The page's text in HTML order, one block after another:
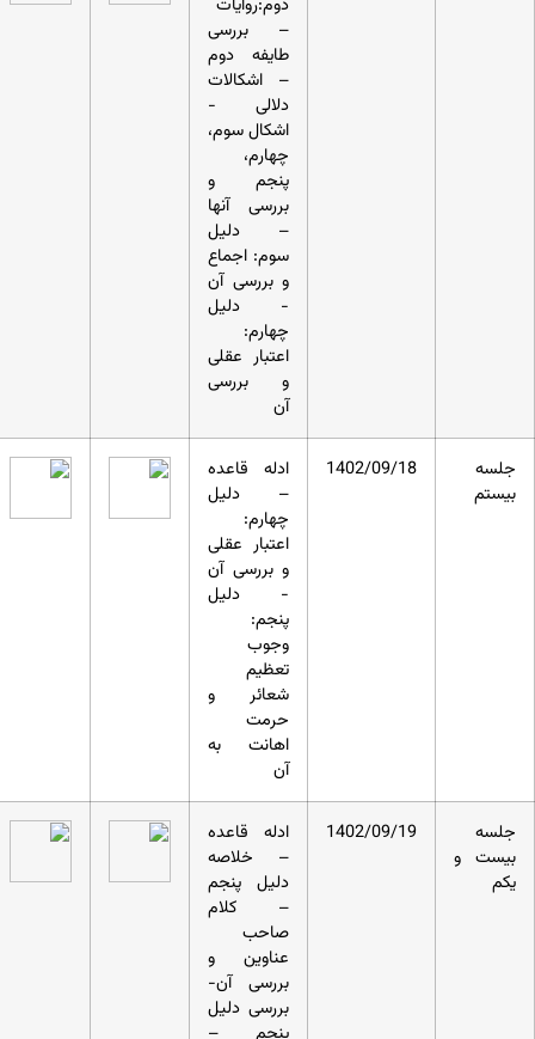
– بررسی
طایفه دوم
– اشکالات
دلالی -
اشکال سوم،
چهارم،
پنجم و
بررسی آنها
– دلیل
سوم: اجماع
و بررسی آن
- دلیل
چهارم:
اعتبار عقلی
و بررسی
آن
جلسه
بیستم
1402/09/18
ادله قاعده
– دلیل
چهارم:
اعتبار عقلی
و بررسی آن
- دلیل
پنجم:
وجوب
تعظیم
شعائر و
حرمت
اهانت به
آن
جلسه
بیست و
یکم
1402/09/19
ادله قاعده
– خلاصه
دلیل پنجم
– کلام
صاحب
عناوین و
بررسی آن-
بررسی دلیل